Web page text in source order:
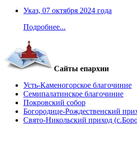
Указ, 07 октября 2024 года
Подробнее...
Сайты епархии
Усть-Каменогорское благочиние
Семипалатинское благочиние
Покровский собор
Богородице-Рождественский
Свято-Никольский приход